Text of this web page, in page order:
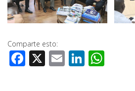
Comparte esto:
Facebook
X EmailLinkedIn